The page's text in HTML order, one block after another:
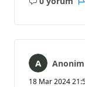
Açıklama
Anonim
18 Mar 2024